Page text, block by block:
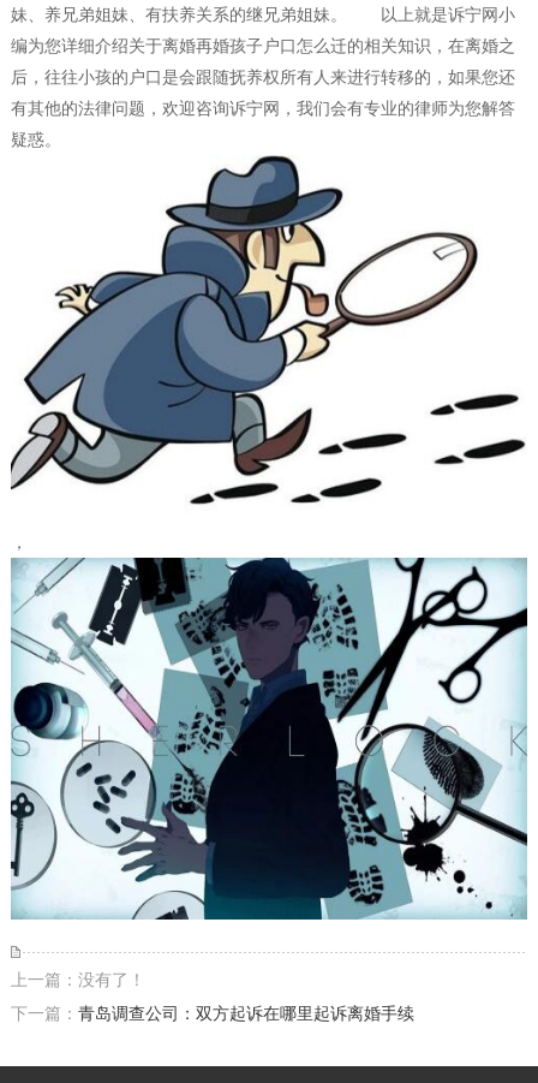
妹、养兄弟姐妹、有扶养关系的继兄弟姐妹。 以上就是诉宁网小
编为您详细介绍关于离婚再婚孩子户口怎么迁的相关知识，在离婚之
后，往往小孩的户口是会跟随抚养权所有人来进行转移的，如果您还
有其他的法律问题，欢迎咨询诉宁网，我们会有专业的律师为您解答
疑惑。
，
上一篇：没有了！
下一篇： 青岛调查公司：双方起诉在哪里起诉离婚手续